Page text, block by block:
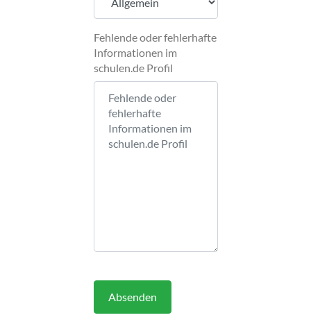
Fehlende oder fehlerhafte
Informationen im
schulen.de Profil
Absenden